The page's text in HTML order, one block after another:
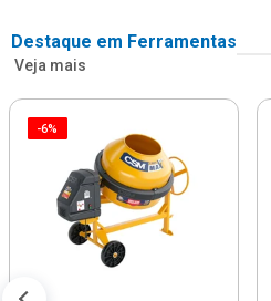
Destaque em Ferramentas
Veja mais
-6%